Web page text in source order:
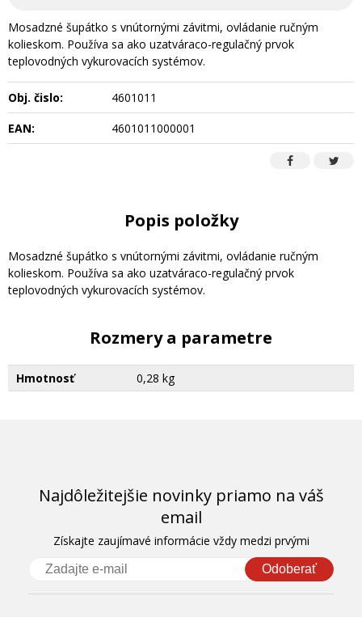
Mosadzné šupátko s vnútornými závitmi, ovládanie ručným
kolieskom. Používa sa ako uzatváraco-regulačný prvok
teplovodných vykurovacích systémov.
Obj. čislo:
4601011
EAN:
4601011000001
Popis položky
Mosadzné šupátko s vnútornými závitmi, ovládanie ručným
kolieskom. Používa sa ako uzatváraco-regulačný prvok
teplovodných vykurovacích systémov.
Rozmery a parametre
Hmotnosť 0,28 kg
Najdôležitejšie novinky priamo na váš
email
Získajte zaujímavé informácie vždy medzi prvými
Odoberať